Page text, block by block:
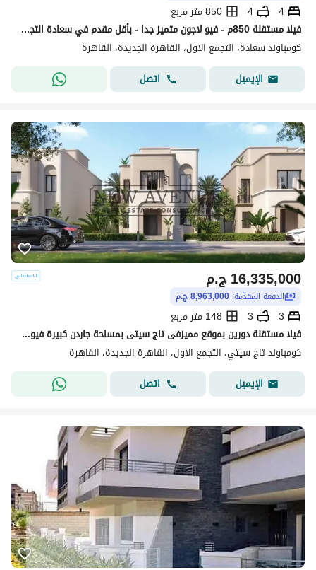
4
4
850 متر مربع
فيلا مستقلة 850م - فيو لاجون متميز جدا - بأقل مقدم في سعادة التجمع الخامس وبسعر منخفض تماما فأحجز مكانك الان - saada new cairo
كومباوند سعادة، التجمع الاول، القاهرة الجديدة، القاهرة
الإيميل
اتصل
ج.م16,335,000
الدفعة المقدّمة: 8,963,000 ج.م
3
3
148 متر مربع
ڤيلا مستقلة دورين بموقع مميزفى تاج سيتى بمساحة جاردن كبيرة فيوعلى مساحات خضرة باقل مقدم و استلام قريب
كومباوند تاج سيتي، التجمع الاول، القاهرة الجديدة، القاهرة
الإيميل
اتصل